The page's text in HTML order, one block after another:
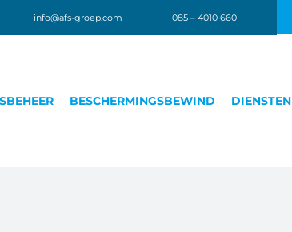
info@afs-groep.com 085 – 4010 660
BESCHERMINGSBEWIND DIENSTEN